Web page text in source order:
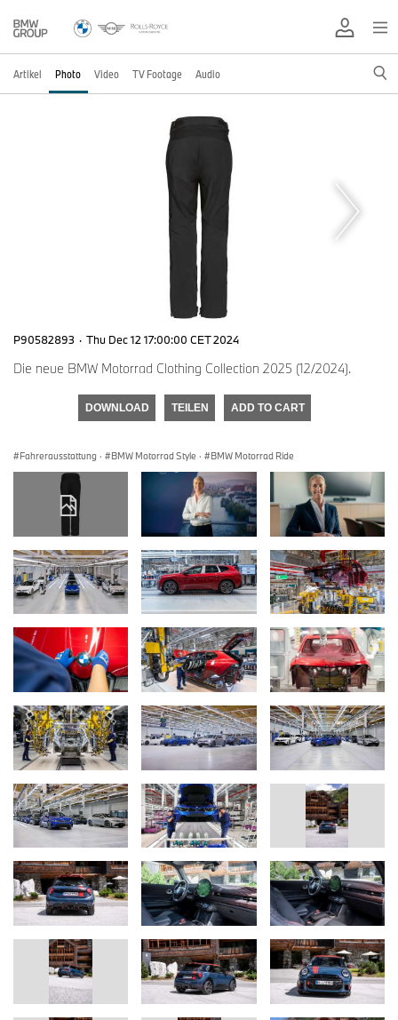
Artikel Photo Video TV Footage Audio
P90582893 · Thu Dec 12 17:00:00 CET 2024
Die neue BMW Motorrad Clothing Collection 2025 (12/2024).
DOWNLOAD TEILEN ADD TO CART
Fahrerausstattung · BMW Motorrad Style · BMW Motorrad Ride